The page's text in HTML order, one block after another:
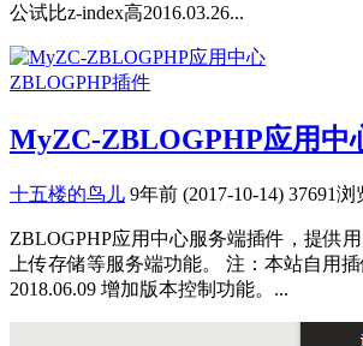
公试比z-index高2016.03.26...
ZBLOGPHP插件
MyZC-ZBLOGPHP应用中
十五楼的鸟儿 9年前 (2017-10-14) 37691浏
ZBLOGPHP应用中心服务端插件，提供
上传存储等服务端功能。 注：本站自用插
2018.06.09 增加版本控制功能。...